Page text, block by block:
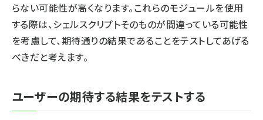
らない可能性が高くなります。これらのモジュールを使用
する際は、シェルスクリプトそのものが間違っている可能性
を考慮して、期待通りの結果であることをテストしてあげる
べきだと考えます。
ユーザーの期待する結果をテストする